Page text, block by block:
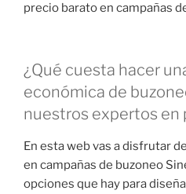
precio barato en campañas
¿Qué cuesta hacer
económica de
nuestros expertos en
En esta web vas a disfrutar
en campañas de buzoneo
opciones que hay para